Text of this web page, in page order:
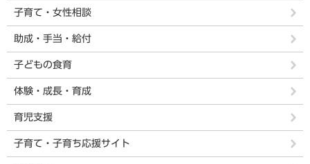
子育て・女性相談
助成・手当・給付
子どもの食育
体験・成長・育成
育児支援
子育て・子育ち応援サイト